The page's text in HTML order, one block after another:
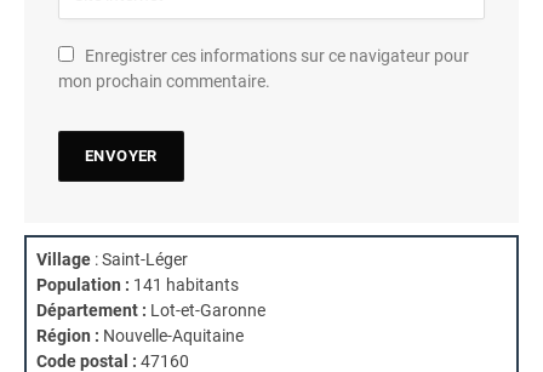
Enregistrer ces informations sur ce navigateur pour
mon prochain commentaire.
Village : Saint-Léger
Population : 141 habitants
Département : Lot-et-Garonne
Région : Nouvelle-Aquitaine
Code postal : 47160